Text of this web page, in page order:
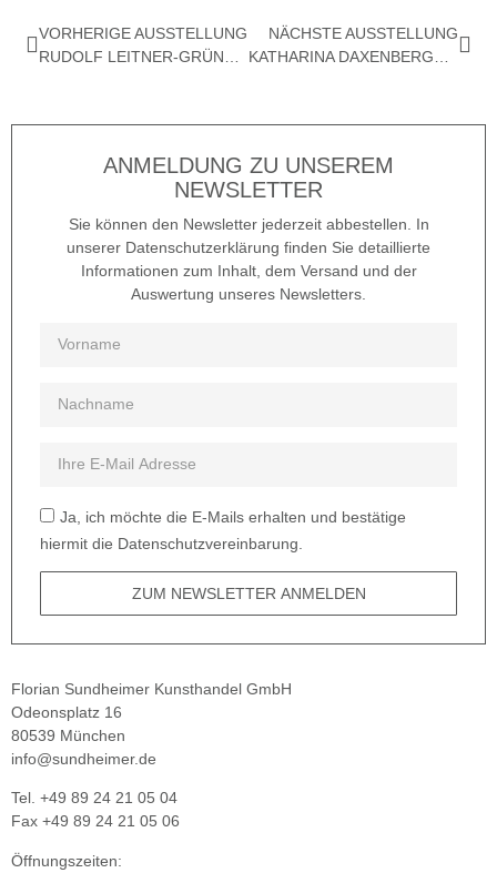
VORHERIGE AUSSTELLUNG
RUDOLF LEITNER-GRÜNDBERG – RAUMBILD
NÄCHSTE AUSSTELLUNG
KATHARINA DAXENBERGER – ARBEITEN 1995–2010
ANMELDUNG ZU UNSEREM
NEWSLETTER
Sie können den Newsletter jederzeit abbestellen. In
unserer Datenschutzerklärung finden Sie detaillierte
Informationen zum Inhalt, dem Versand und der
Auswertung unseres Newsletters.
Ja, ich möchte die E-Mails erhalten und bestätige
hiermit die Datenschutzvereinbarung.
ZUM NEWSLETTER ANMELDEN
Florian Sundheimer Kunsthandel GmbH
Odeonsplatz 16
80539 München
info@sundheimer.de
Tel. +49 89 24 21 05 04
Fax +49 89 24 21 05 06
Öffnungszeiten: